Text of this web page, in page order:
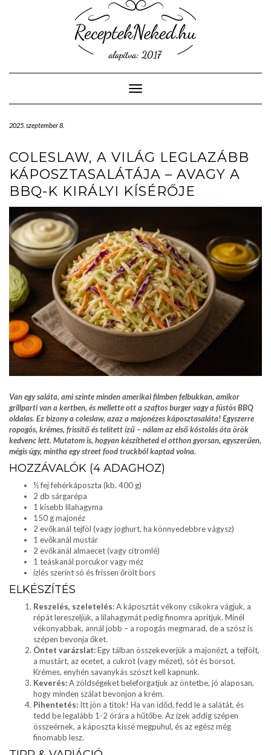
Toggle Navigation
2025. szeptember 8.
COLESLAW, A VILÁG LEGLAZÁBB
KÁPOSZTASALÁTÁJA – AVAGY A
BBQ-K KIRÁLYI KÍSÉRŐJE
Van egy saláta, ami szinte minden amerikai filmben felbukkan, amikor
grillparti van a kertben, és mellette ott a szaftos burger vagy a füstös BBQ
oldalas. Ez bizony a coleslaw, azaz a majonézes káposztasaláta! Egyszerre
ropogós, krémes, frissítő és telített ízű – nálam az első kóstolás óta örök
kedvenc lett. Mutatom is, hogyan készítheted el otthon gyorsan, egyszerűen,
mégis úgy, mintha egy street food truckból kaptad volna.
HOZZÁVALÓK (4 ADAGHOZ)
½ fej fehérkáposzta (kb. 400 g)
2 db sárgarépa
1 kisebb lilahagyma
150 g majonéz
2 evőkanál tejföl (vagy joghurt, ha könnyedebbre vágysz)
1 evőkanál mustár
2 evőkanál almaecet (vagy citromlé)
1 teáskanál porcukor vagy méz
ízlés szerint só és frissen őrölt bors
ELKÉSZÍTÉS
Reszelés, szeletelés:A káposztát vékony csíkokra vágjuk, a
répát lereszeljük, a lilahagymát pedig finomra aprítjuk. Minél
vékonyabbak, annál jobb – a ropogás megmarad, de a szósz is
szépen bevonja őket.
Öntet varázslat:Egy tálban összekeverjük a majonézt, a tejfölt,
a mustárt, az ecetet, a cukrot (vagy mézet), sót és borsot.
Krémes, enyhén savanykás szószt kell kapnunk.
Keverés:A zöldségeket beleforgatjuk az öntetbe, jó alaposan,
hogy minden szálat bevonjon a krém.
Pihentetés: Itt jön a titok! Ha van időd, fedd le a salátát, és
tedd be legalább 1-2 órára a hűtőbe. Az ízek addig szépen
összeérnek, a káposzta kissé megpuhul, és az egész még
finomabb lesz.